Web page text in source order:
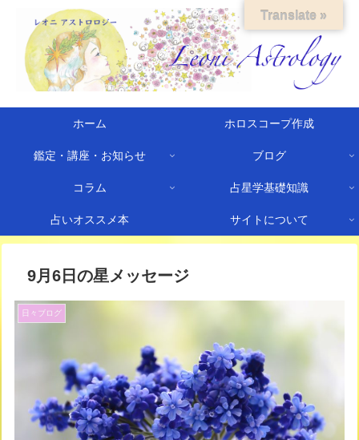
ホーム ホロスコープ作成
鑑定・講座・お知らせ ブログ
コラム 占星学基礎知識
占いオススメ本 サイトについて
9月6日の星メッセージ
日々ブログ
Translate »